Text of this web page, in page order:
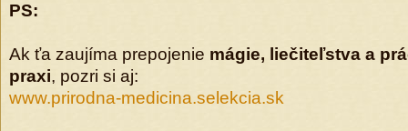
PS:
Ak ťa zaujíma prepojenie mágie, liečiteľstva a
praxi, pozri si aj:
www.prirodna-medicina.selekcia.sk